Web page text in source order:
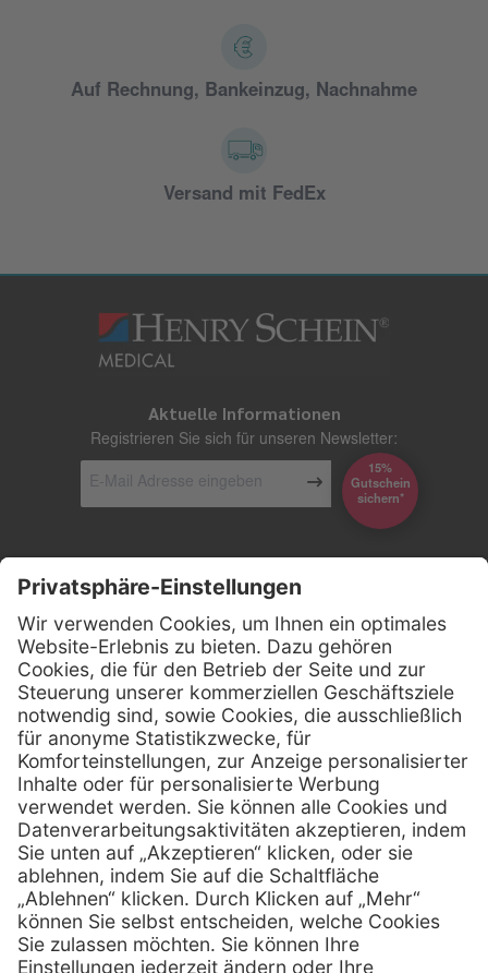
Auf Rechnung, Bankeinzug, Nachnahme
Versand mit FedEx
Aktuelle Informationen
Registrieren Sie sich für unseren Newsletter:
15%
Gutschein
*sichern
Kontakt
Firmensitz
Henry Schein Medical GmbH
Alt-Moabit 96 b
D-10559 Berlin
Telefon: 0800 - 888 777 6
Telefax: 0800 - 888 777 8
E-Mail: info @ henryschein-med.de
Services
Fernwartung
Vorteile
Hilfe
FAQs
Kontakt